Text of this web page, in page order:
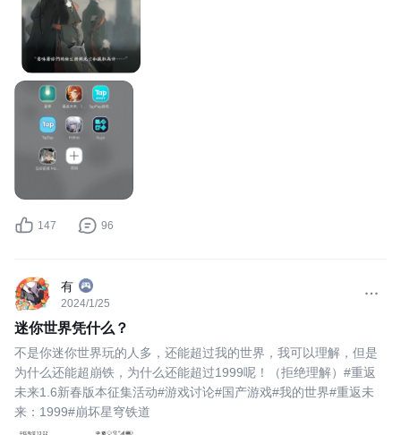
147 96
有
2024/1/25
迷你世界凭什么？
不是你迷你世界玩的人多，还能超过我的世界，我可以理解，但是
为什么还能超崩铁，为什么还能超过1999呢！（拒绝理解）#重返
未来1.6新春版本征集活动#游戏讨论#国产游戏#我的世界#重返未
来：1999#崩坏星穹铁道